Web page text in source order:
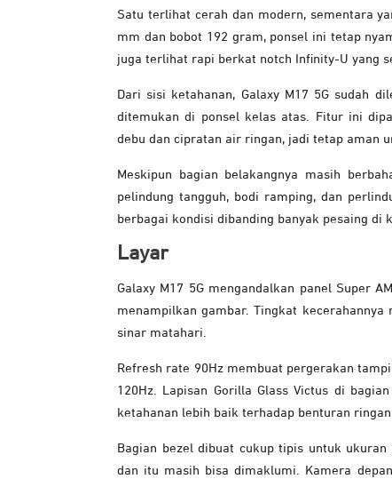
Satu terlihat cerah dan modern, sementara
mm dan bobot 192 gram, ponsel ini tetap
juga terlihat rapi berkat notch Infinity-U yang
Dari sisi ketahanan, Galaxy M17 5G sudah
ditemukan di ponsel kelas atas. Fitur ini
debu dan cipratan air ringan, jadi tetap aman
Meskipun bagian belakangnya masih
pelindung tangguh, bodi ramping, dan
berbagai kondisi dibanding banyak pesaing di
Layar
Galaxy M17 5G mengandalkan panel Super
menampilkan gambar. Tingkat
sinar matahari.
Refresh rate 90Hz membuat pergerakan
120Hz. Lapisan Gorilla Glass Victus di
ketahanan lebih baik terhadap benturan
Bagian bezel dibuat cukup tipis untuk
dan itu masih bisa dimaklumi. Kamera